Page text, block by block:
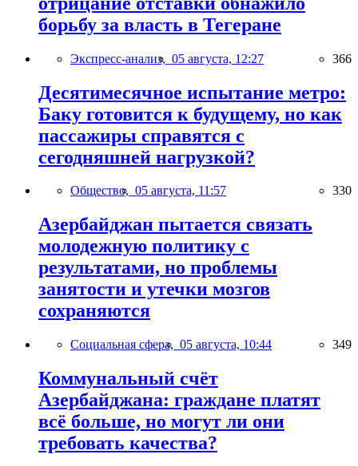
борьбу за власть в Тегеране
Экспресс-анализ, 05 августа, 12:27 366
Десятимесячное испытание метро:
Баку готовится к будущему, но как
пассажиры справятся с
сегодняшней нагрузкой?
Общество, 05 августа, 11:57 330
Азербайджан пытается связать
молодежную политику с
результатами, но проблемы
занятости и утечки мозгов
сохраняются
Социальная сфера, 05 августа, 10:44 349
Коммунальный счёт
Азербайджана: граждане платят
всё больше, но могут ли они
требовать качества?